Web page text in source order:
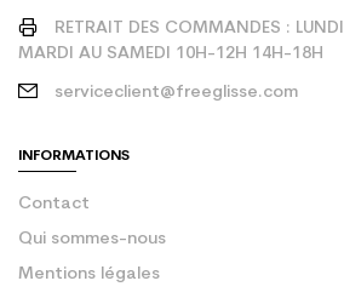
RETRAIT DES COMMANDES :
MARDI AU SAMEDI 10H-12H 14H-18H
serviceclient@freeglisse.com
INFORMATIONS
Contact
Qui sommes-nous
Mentions légales